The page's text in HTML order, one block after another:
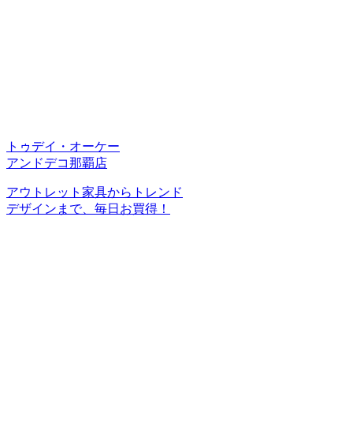
トゥデイ・オーケー
アンドデコ那覇店
アウトレット家具からトレンド
デザインまで、毎日お買得！